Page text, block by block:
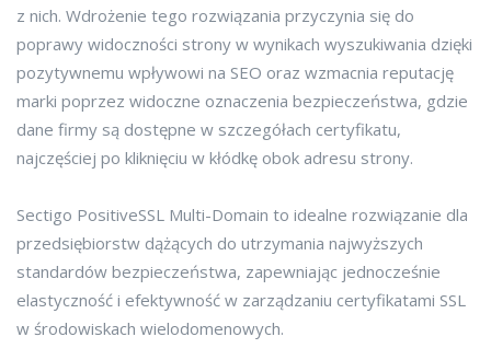
z nich. Wdrożenie tego rozwiązania przyczynia się do
poprawy widoczności strony w wynikach wyszukiwania dzięki
pozytywnemu wpływowi na SEO oraz wzmacnia reputację
marki poprzez widoczne oznaczenia bezpieczeństwa, gdzie
dane firmy są dostępne w szczegółach certyfikatu,
najczęściej po kliknięciu w kłódkę obok adresu strony.
Sectigo PositiveSSL Multi-Domain to idealne rozwiązanie dla
przedsiębiorstw dążących do utrzymania najwyższych
standardów bezpieczeństwa, zapewniając jednocześnie
elastyczność i efektywność w zarządzaniu certyfikatami SSL
w środowiskach wielodomenowych.